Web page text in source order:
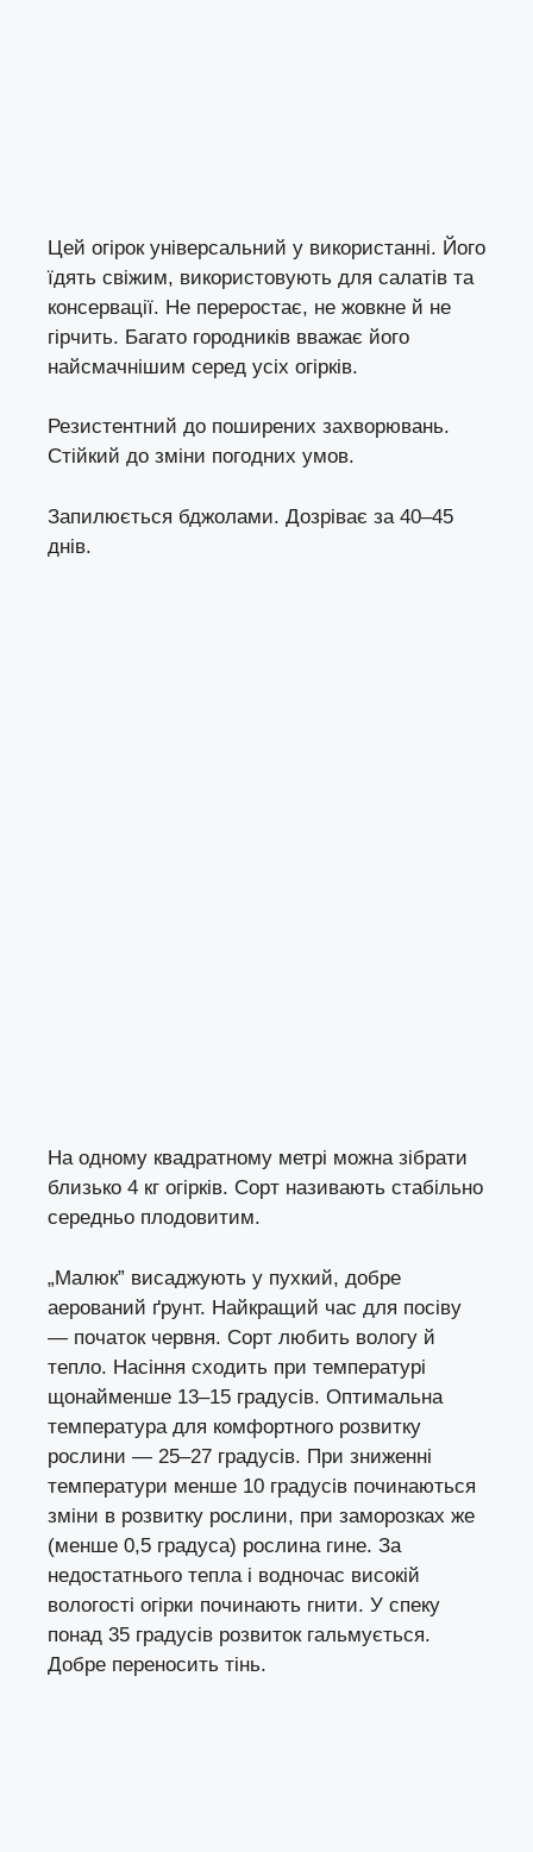
Цей огірок універсальний у використанні. Його
їдять свіжим, використовують для салатів та
консервації. Не переростає, не жовкне й не
гірчить. Багато городників вважає його
найсмачнішим серед усіх огірків.
Резистентний до поширених захворювань.
Стійкий до зміни погодних умов.
Запилюється бджолами. Дозріває за 40–45
днів.
На одному квадратному метрі можна зібрати
близько 4 кг огірків. Сорт називають стабільно
середньо плодовитим.
„Малюк” висаджують у пухкий, добре
аерований ґрунт. Найкращий час для посіву
— початок червня. Сорт любить вологу й
тепло. Насіння сходить при температурі
щонайменше 13–15 градусів. Оптимальна
температура для комфортного розвитку
рослини — 25–27 градусів. При зниженні
температури менше 10 градусів починаються
зміни в розвитку рослини, при заморозках же
(менше 0,5 градуса) рослина гине. За
недостатнього тепла і водночас високій
вологості огірки починають гнити. У спеку
понад 35 градусів розвиток гальмується.
Добре переносить тінь.